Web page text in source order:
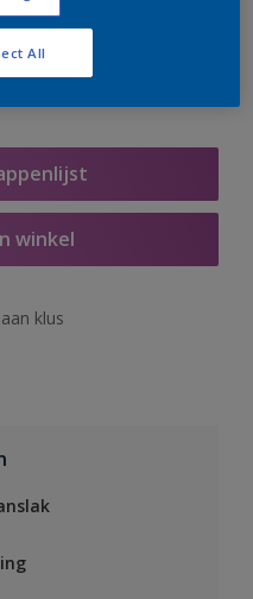
te vullen.
winkel
klus
All